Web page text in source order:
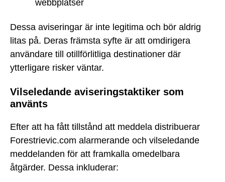
webbplatser
Dessa aviseringar är inte legitima och bör aldrig
litas på. Deras främsta syfte är att omdirigera
användare till otillförlitliga destinationer där
ytterligare risker väntar.
Vilseledande aviseringstaktiker som
använts
Efter att ha fått tillstånd att meddela distribuerar
Forestrievic.com alarmerande och vilseledande
meddelanden för att framkalla omedelbara
åtgärder. Dessa inkluderar: